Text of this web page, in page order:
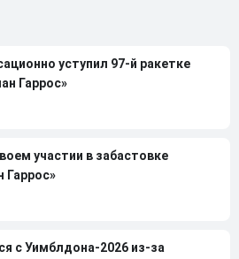
уступил 97-й ракетке
Гаррос»
участии в забастовке
Гаррос»
с Уимблдона-2026 из-за